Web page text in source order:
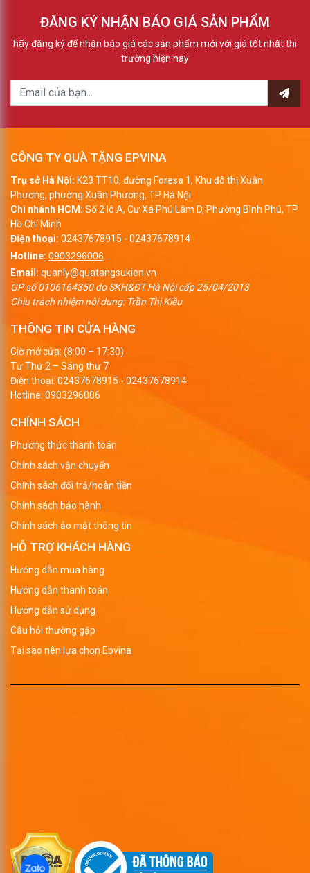
ĐĂNG KÝ NHẬN BÁO GIÁ SẢN PHẨM
hãy đăng ký để nhận báo giá các sản phẩm mới với giá tốt nhất thi
trường hiện nay
CÔNG TY QUÀ TẶNG EPVINA
Trụ sở Hà Nội: K23 TT10, đường Foresa 1, Khu đô thị Xuân
Phương, phường Xuân Phương, TP Hà Nội
Chi nhánh HCM: Số 2 lô A, Cư Xá Phú Lâm D, Phường Bình Phú, TP
Hồ Chí Minh
Điện thoại: 02437678915 - 02437678914
Hotline: 0903296006
Email: quanly@quatangsukien.vn
GP số 0106164350 do SKH&ĐT Hà Nội cấp 25/04/2013
Chịu trách nhiệm nội dung: Trần Thị Kiều
THÔNG TIN CỬA HÀNG
Giờ mở cửa: (8:00 – 17:30)
Từ Thứ 2 – Sáng thứ 7
Điện thoại: 02437678915 - 02437678914
Hotline: 0903296006
CHÍNH SÁCH
Phương thức thanh toán
Chính sách vận chuyển
Chính sách đổi trả/hoàn tiền
Chính sách bảo hành
Chính sách ảo mật thông tin
HỖ TRỢ KHÁCH HÀNG
Hướng dẫn mua hàng
Hướng dẫn thanh toán
Hướng dẫn sử dụng
Câu hỏi thường gặp
Tại sao nên lựa chọn Epvina